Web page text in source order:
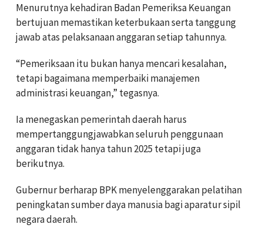
Menurutnya kehadiran Badan Pemeriksa Keuangan
bertujuan memastikan keterbukaan serta tanggung
jawab atas pelaksanaan anggaran setiap tahunnya.
“Pemeriksaan itu bukan hanya mencari kesalahan,
tetapi bagaimana memperbaiki manajemen
administrasi keuangan,” tegasnya.
Ia menegaskan pemerintah daerah harus
mempertanggungjawabkan seluruh penggunaan
anggaran tidak hanya tahun 2025 tetapi juga
berikutnya.
Gubernur berharap BPK menyelenggarakan pelatihan
peningkatan sumber daya manusia bagi aparatur sipil
negara daerah.